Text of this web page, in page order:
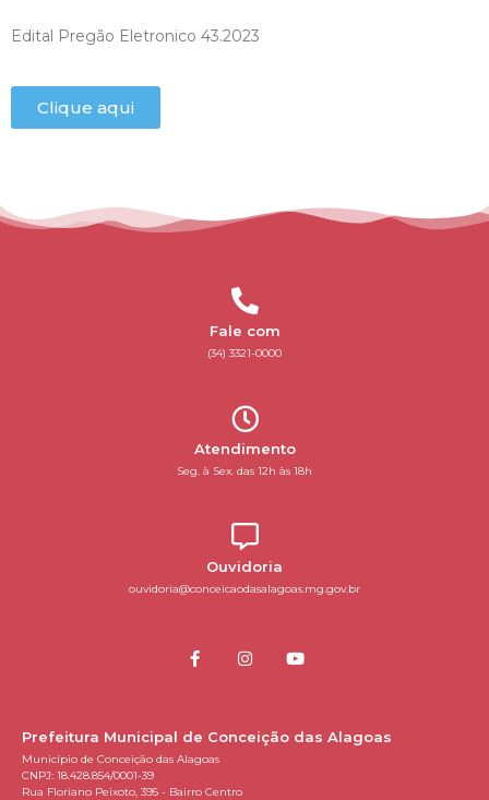
Edital Pregão Eletronico 43.2023
Clique aqui
Fale com
(34) 3321-0000
Atendimento
Seg. à Sex. das 12h às 18h
Ouvidoria
ouvidoria@conceicaodasalagoas.mg.gov.br
Prefeitura Municipal de Conceição das Alagoas
Município de Conceição das Alagoas
CNPJ: 18.428.854/0001-39
Rua Floriano Peixoto, 395 - Bairro Centro